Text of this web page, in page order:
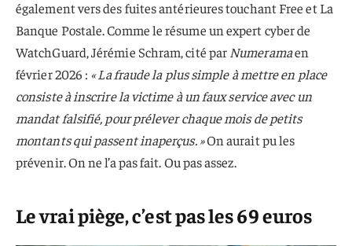
également vers des fuites antérieures touchant Free et La
Banque Postale. Comme le résume un expert cyber de
WatchGuard, Jérémie Schram, cité par Numeramaen
février 2026 : « La fraude la plus simple à mettre en place
consiste à inscrire la victime à un faux service avec un
mandat falsifié, pour prélever chaque mois de petits
montants qui passent inaperçus. »On aurait pu les
prévenir. On ne l’a pas fait. Ou pas assez.
Le vrai piège, c’est pas les 69 euros